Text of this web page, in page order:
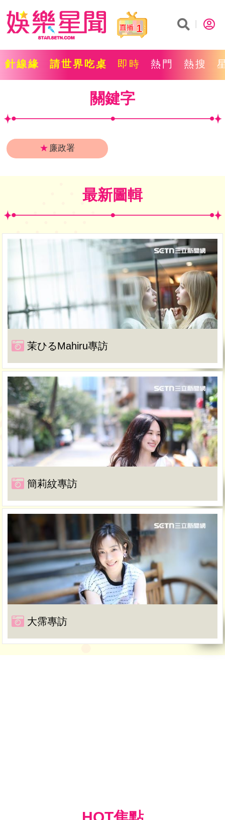
1
針線緣 請世界吃桌 即時 熱門 熱搜
關鍵字
★ 廉政署
最新圖輯
茉ひるMahiru專訪
簡莉紋專訪
大霈專訪